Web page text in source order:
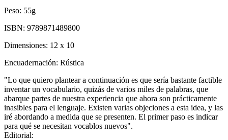
Peso: 55g
ISBN: 9789871489800
Dimensiones: 12 x 10
Encuadernación: Rústica
"Lo que quiero plantear a continuación es que sería bastante factible
inventar un vocabulario, quizás de varios miles de palabras, que
abarque partes de nuestra experiencia que ahora son prácticamente
inasibles para el lenguaje. Existen varias objeciones a esta idea, y las
iré abordando a medida que se presenten. El primer paso es indicar
para qué se necesitan vocablos nuevos".
Editorial: